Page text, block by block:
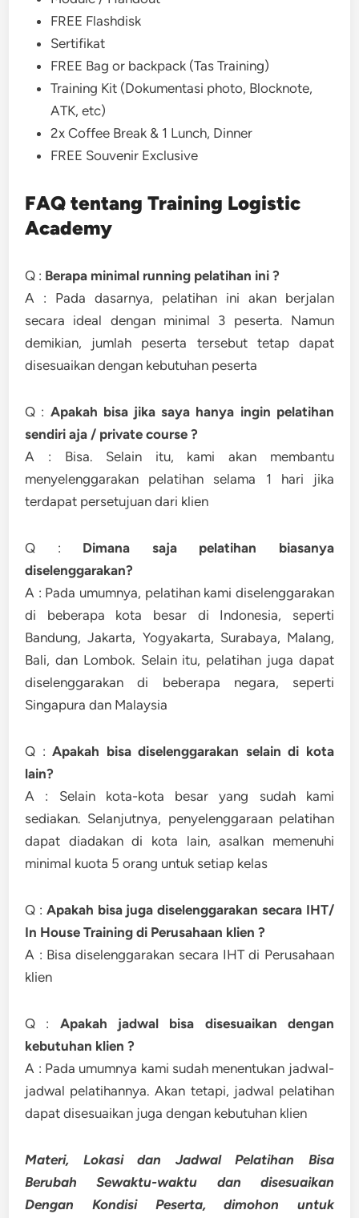
FREE Flashdisk
Sertifikat
FREE Bag or backpack (Tas Training)
Training Kit (Dokumentasi photo, Blocknote,
ATK, etc)
2x Coffee Break & 1 Lunch, Dinner
FREE Souvenir Exclusive
FAQ tentang Training Logistic
Academy
Q : Berapa minimal running pelatihan ini ?
A : Pada dasarnya, pelatihan ini akan berjalan
secara ideal dengan minimal 3 peserta. Namun
demikian, jumlah peserta tersebut tetap dapat
disesuaikan dengan kebutuhan peserta
Q : Apakah bisa jika saya hanya ingin pelatihan
sendiri aja / private course ?
A : Bisa. Selain itu, kami akan membantu
menyelenggarakan pelatihan selama 1 hari jika
terdapat persetujuan dari klien
Q : Dimana saja pelatihan biasanya
diselenggarakan?
A : Pada umumnya, pelatihan kami diselenggarakan
di beberapa kota besar di Indonesia, seperti
Bandung, Jakarta, Yogyakarta, Surabaya, Malang,
Bali, dan Lombok. Selain itu, pelatihan juga dapat
diselenggarakan di beberapa negara, seperti
Singapura dan Malaysia
Q :Apakah bisa diselenggarakan selain di kota
lain?
A : Selain kota-kota besar yang sudah kami
sediakan. Selanjutnya, penyelenggaraan pelatihan
dapat diadakan di kota lain, asalkan memenuhi
minimal kuota 5 orang untuk setiap kelas
Q : Apakah bisa juga diselenggarakan secara IHT/
In House Training di Perusahaan klien ?
A : Bisa diselenggarakan secara IHT di Perusahaan
klien
Q : Apakah jadwal bisa disesuaikan dengan
kebutuhan klien ?
A : Pada umumnya kami sudah menentukan jadwal-
jadwal pelatihannya. Akan tetapi, jadwal pelatihan
dapat disesuaikan juga dengan kebutuhan klien
Materi, Lokasi dan Jadwal Pelatihan Bisa
Berubah Sewaktu-waktu dan disesuaikan
Dengan Kondisi Peserta, dimohon untuk